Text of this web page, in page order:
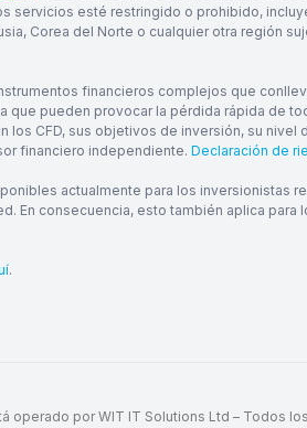
servicios esté restringido o prohibido,
Corea del Norte o cualquier otra región
financieros complejos que
pueden provocar la pérdida rápida de
CFD, sus objetivos de inversión, su nivel
financiero independiente.Declaración de
actualmente para los inversionistas
En consecuencia, esto también aplica para
.
operado por WIT IT Solutions Ltd – Todos